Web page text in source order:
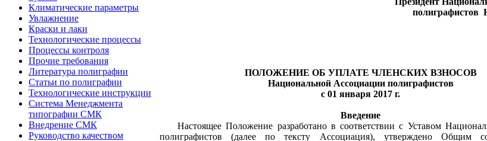
Климатические параметры
Увлажнение
Краски и лаки
Технологические процессы
Процессы контроля
Прочие требования
Литература полиграфии
Статьи по полиграфии
Технологические инструкции
Система Менеджмента
типографии СМК
Внедрение СМК
Руководство качеством
ПОЛОЖЕНИЕ ОБ УПЛАТЕ ЧЛЕНСКИХ ВЗНОСОВ
Национальной Ассоциации полиграфистов
с 01 января 2017 г.
Введение
Настоящее Положение разработано в соответствии с Уставом
полиграфистов (далее по тексту Ассоциация), утверждено Общим